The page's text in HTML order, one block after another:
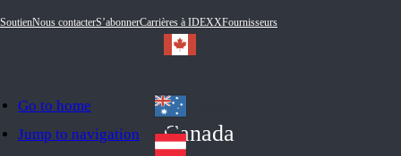
Go to home
Jump to navigation
SoutienNous contacterS’abonnerCarrières à IDEXXFournisseurs
Canada
Au
str